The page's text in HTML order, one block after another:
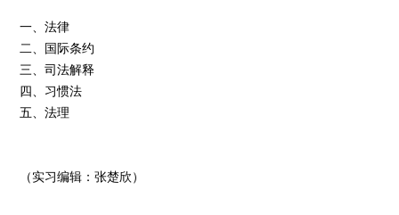
一、法律
二、国际条约
三、司法解释
四、习惯法
五、法理
（实习编辑：张楚欣）